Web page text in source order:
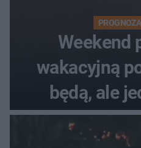
Weekend
wakacyjną
będą, ale